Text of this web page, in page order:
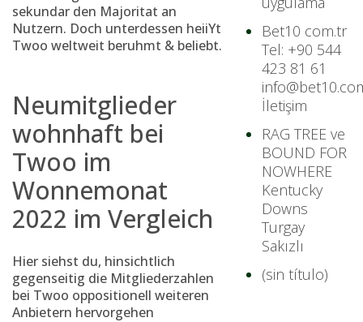
sekundar den Majoritat an
Nutzern. Doch unterdessen heiiYt
Twoo weltweit beruhmt & beliebt.
Neumitglieder
wohnhaft bei
Twoo im
Wonnemonat
2022 im Vergleich
Hier siehst du, hinsichtlich
gegenseitig die Mitgliederzahlen
bei Twoo oppositionell weiteren
Anbietern hervorgehen
Bet10 com.tr
Tel: +90 544
423 81 61
İletişim
RAG TREE ve
BOUND FOR
NOWHERE
Kentucky
Downs
Turgay
Sakızlı
(sin título)